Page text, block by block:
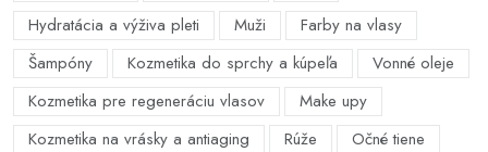
Hydratácia a výživa pleti
Muži
Farby na vlasy
Šampóny
Kozmetika do sprchy a kúpeľa
Vonné oleje
Kozmetika pre regeneráciu vlasov
Make upy
Kozmetika na vrásky a antiaging
Rúže Očné tiene